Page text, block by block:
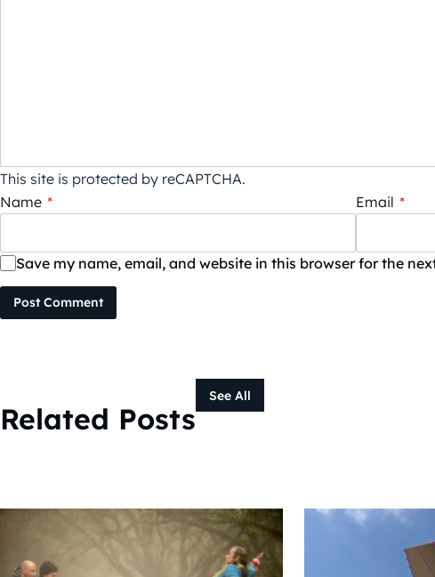
This site is protected by reCAPTCHA.
Name * Email *
Save my name, email, and website in this browser for the
Post Comment
Related Posts
See All